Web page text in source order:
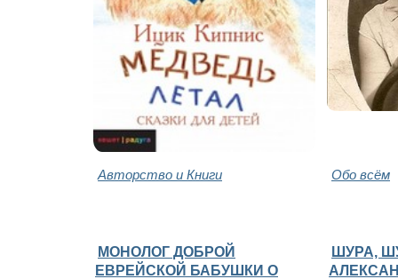
Авторство и Книги Обо всём
МОНОЛОГ ДОБРОЙ
ЕВРЕЙСКОЙ БАБУШКИ О
ШУРА,